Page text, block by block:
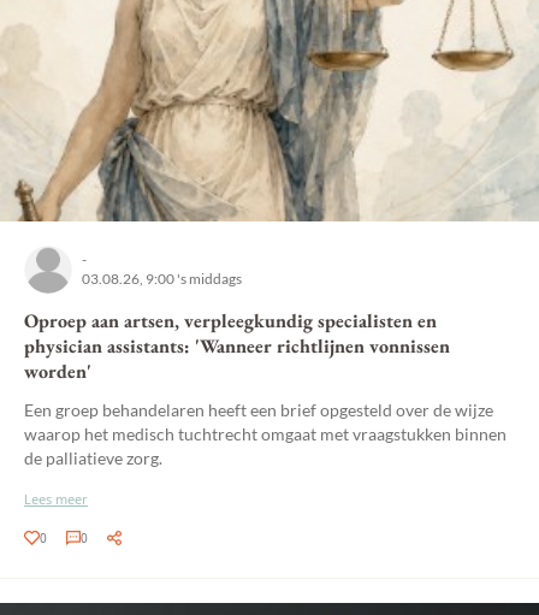
-
03.08.26, 9:00 's middags
Oproep aan artsen, verpleegkundig specialisten en
physician assistants: 'Wanneer richtlijnen vonnissen
worden'
Een groep behandelaren heeft een brief opgesteld over de wijze
waarop het medisch tuchtrecht omgaat met vraagstukken binnen
de palliatieve zorg.
Lees meer
0 0